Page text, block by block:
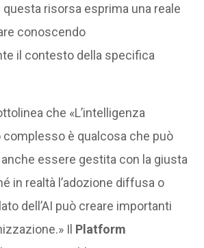
questa risorsa esprima una reale
conoscendo
il contesto della specifica
che «L’intelligenza
è qualcosa che può
essere gestita con la giusta
in realtà l’adozione diffusa o
dell’AI può creare importanti
Il Platform